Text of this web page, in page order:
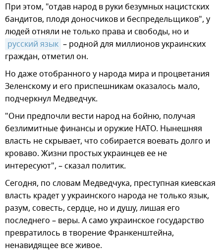
При этом, "отдав народ в руки безумных нацистских
бандитов, плодя доносчиков и беспредельщиков", у
людей отняли не только права и свободы, но и
русский язык – родной для миллионов украинских
граждан, отметил он.
Но даже отобранного у народа мира и процветания
Зеленскому и его приспешникам оказалось мало,
подчеркнул Медведчук.
"Они предпочли вести народ на бойню, получая
безлимитные финансы и оружие НАТО. Нынешняя
власть не скрывает, что собирается воевать долго и
кроваво. Жизни простых украинцев ее не
интересуют", – сказал политик.
Сегодня, по словам Медведчука, преступная киевская
власть крадет у украинского народа не только язык,
разум, совесть, сердце, но и душу, лишая его
последнего – веры. А само украинское государство
превратилось в творение Франкенштейна,
ненавидящее все живое.